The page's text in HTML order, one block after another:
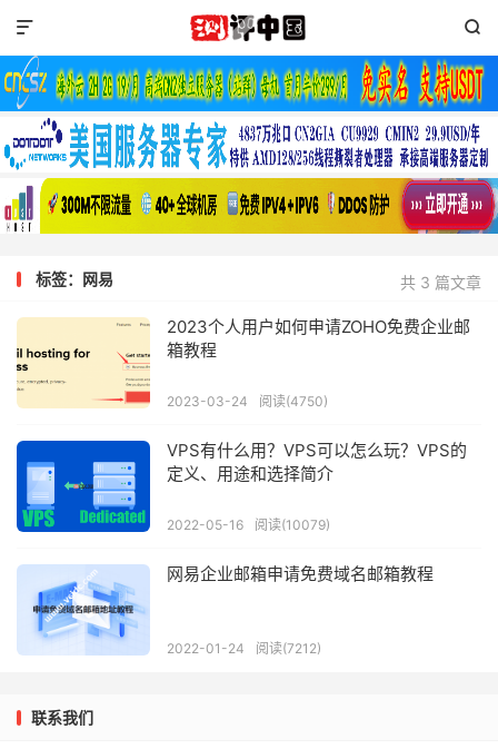


共 3 篇文章
标签：网易
2023个人用户如何申请ZOHO免费企业邮
箱教程
2023-03-24 阅读(4750)
VPS有什么用？VPS可以怎么玩？VPS的
定义、用途和选择简介
2022-05-16 阅读(10079)
网易企业邮箱申请免费域名邮箱教程
2022-01-24 阅读(7212)
联系我们